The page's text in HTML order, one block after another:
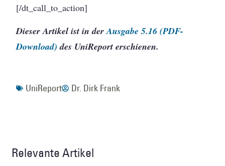
[/dt_call_to_action]
Dieser Artikel ist in derAusgabe 5.16 (PDF-
Download) des UniReport erschienen.
UniReport Dr. Dirk Frank
Relevante Artikel